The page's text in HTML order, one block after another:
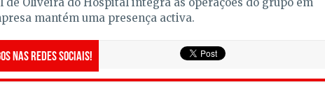
mantém uma presença activa.
nas redes sociais!